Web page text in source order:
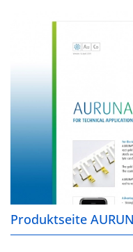
Produktseite
Produktseite